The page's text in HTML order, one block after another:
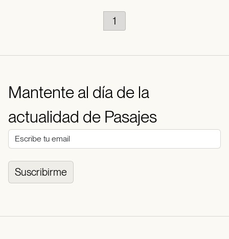
1
Mantente al día de la
actualidad de Pasajes
Suscribirme